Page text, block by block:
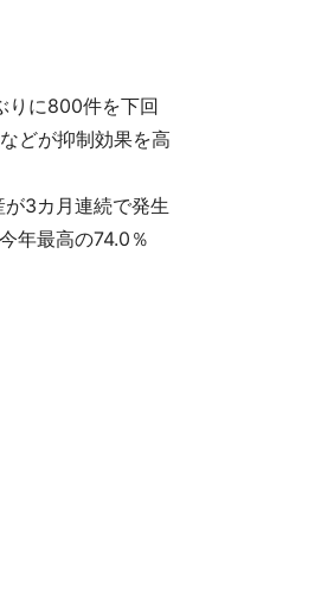
りに800件を下回
どが抑制効果を高
3カ月連続で発生
年最高の74.0％